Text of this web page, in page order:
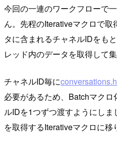
今回の一連のワークフローで
ん。先程のIterativeマクロで
タに含まれるチャネルIDをも
レッド内のデータを取得して集
チャネルID毎に
必要があるため、Batchマク
ルIDを1つずつ渡すようにし
を取得するIterativeマクロに移